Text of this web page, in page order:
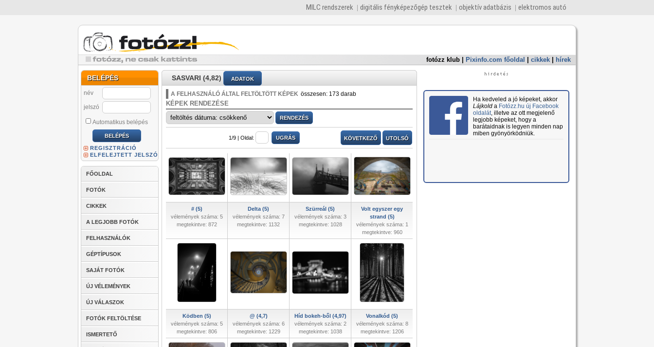
MILC rendszerek digitális fényképezőgép tesztek objektív adatbázis elektromos autó
fotózz klub Pixinfo.com főoldal cikkek hírek
BELÉPÉS
név
jelszó
Automatikus belépés
REGISZTRÁCIÓ
ELFELEJTETT JELSZÓ
FŐOLDAL
FOTÓK
CIKKEK
A LEGJOBB FOTÓK
FELHASZNÁLÓK
GÉPTÍPUSOK
SAJÁT FOTÓK
ÚJ VÉLEMÉNYEK
ÚJ VÁLASZOK
FOTÓK FELTÖLTÉSE
ISMERTETŐ
SASVARI (4,82) ADATOK
A FELHASZNÁLÓ ÁLTAL FELTÖLTÖTT KÉPEK összesen: 173 darab
KÉPEK RENDEZÉSE
1/9 | Oldal: KÖVETKEZŐ UTOLSÓ
# (5)
vélemények száma: 5
megtekintve: 872
Delta (5)
vélemények száma: 7
megtekintve: 1132
Szürreál (5)
vélemények száma: 3
megtekintve: 1028
Volt egyszer egy
strand (5)
vélemények száma: 1
megtekintve: 960
Ködben (5)
vélemények száma: 5
megtekintve: 806
@ (4,7)
vélemények száma: 6
megtekintve: 1229
Híd bokeh-ből (4,97)
vélemények száma: 2
megtekintve: 1038
Vonalkód (5)
vélemények száma: 8
megtekintve: 1206
Ha kedveled a jó képeket, akkor
Lájkolda Fotózz.hu új Facebook
oldalát, illetve az ott megjelenő
legjobb képeket, hogy a
barátaidnak is legyen minden nap
miben gyönyörködniük.